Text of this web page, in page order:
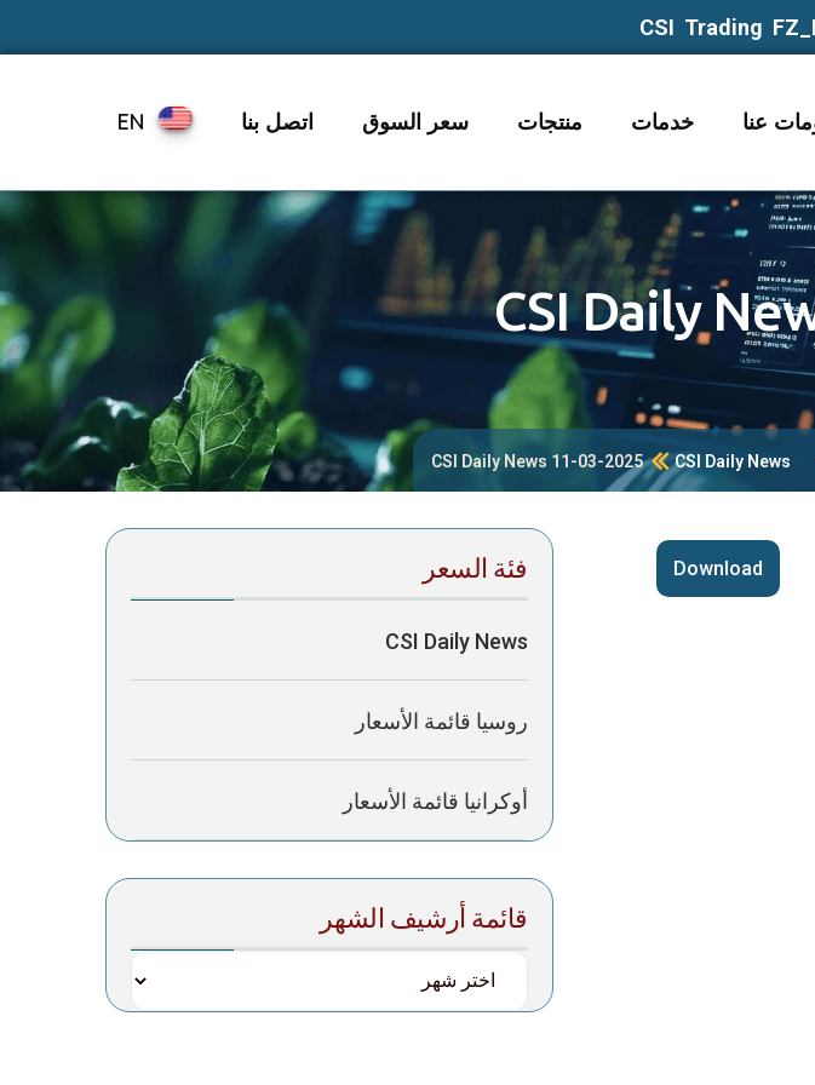
عنا خدمات منتجات سعر السوق اتصل بنا EN
CSI Daily
CSI Daily News
CSI Daily News 11-03-2025
Download فئة السعر
CSI Daily News
روسيا قائمة الأسعار
أوكرانيا قائمة الأسعار
قائمة أرشيف الشهر